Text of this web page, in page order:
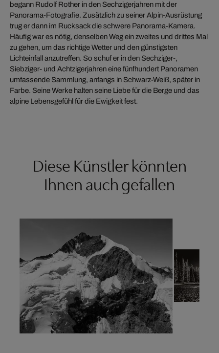
begann Rudolf Rother in den Sechzigerjahren mit der
Panorama-Fotografie. Zusätzlich zu seiner Alpin-Ausrüstung
trug er dann im Rucksack die schwere Panorama-Kamera.
Häufig war es nötig, denselben Weg ein zweites und drittes Mal
zu gehen, um das richtige Wetter und den günstigsten
Lichteinfall anzutreffen. So schuf er in den Sechziger-,
Siebziger- und Achtzigerjahren eine fünfhundert Panoramen
umfassende Sammlung, anfangs in Schwarz-Weiß, später in
Farbe. Seine Werke halten seine Liebe für die Berge und das
alpine Lebensgefühl für die Ewigkeit fest.
Diese Künstler könnten
Ihnen auch gefallen